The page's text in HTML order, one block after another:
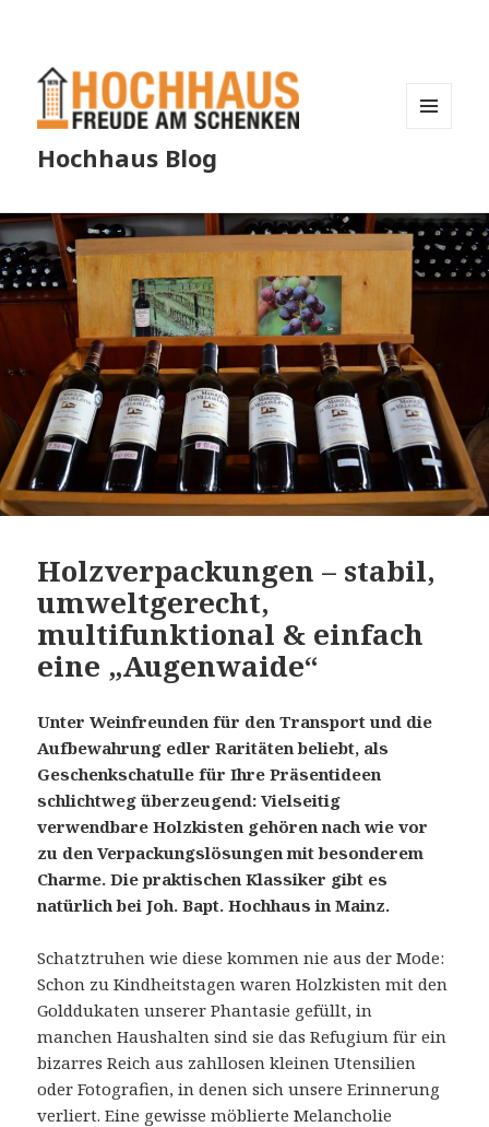
Hochhaus Blog
Holzverpackungen – stabil,
umweltgerecht,
multifunktional & einfach
eine „Augenwaide“
Unter Weinfreunden für den Transport und die
Aufbewahrung edler Raritäten beliebt, als
Geschenkschatulle für Ihre Präsentideen
schlichtweg überzeugend: Vielseitig
verwendbare Holzkisten gehören nach wie vor
zu den Verpackungslösungen mit besonderem
Charme. Die praktischen Klassiker gibt es
natürlich bei Joh. Bapt. Hochhaus in Mainz.
Schatztruhen wie diese kommen nie aus der Mode:
Schon zu Kindheitstagen waren Holzkisten mit den
Golddukaten unserer Phantasie gefüllt, in
manchen Haushalten sind sie das Refugium für ein
bizarres Reich aus zahllosen kleinen Utensilien
oder Fotografien, in denen sich unsere Erinnerung
verliert. Eine gewisse möblierte Melancholie